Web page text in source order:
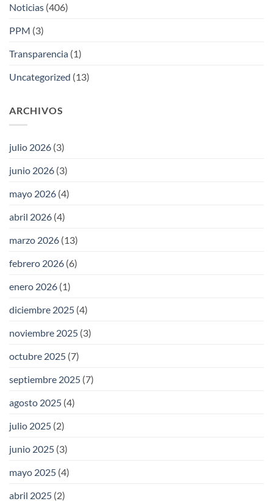
Noticias (406)
PPM (3)
Transparencia (1)
Uncategorized (13)
ARCHIVOS
julio 2026 (3)
junio 2026 (3)
mayo 2026 (4)
abril 2026 (4)
marzo 2026 (13)
febrero 2026 (6)
enero 2026 (1)
diciembre 2025 (4)
noviembre 2025 (3)
octubre 2025 (7)
septiembre 2025 (7)
agosto 2025 (4)
julio 2025 (2)
junio 2025 (3)
mayo 2025 (4)
abril 2025 (2)